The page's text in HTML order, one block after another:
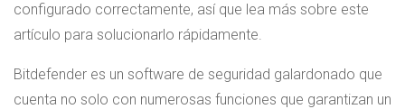
configurado correctamente, así que lea más sobre este
artículo para solucionarlo rápidamente.
Bitdefender es un software de seguridad galardonado que
cuenta no solo con numerosas funciones que garantizan un